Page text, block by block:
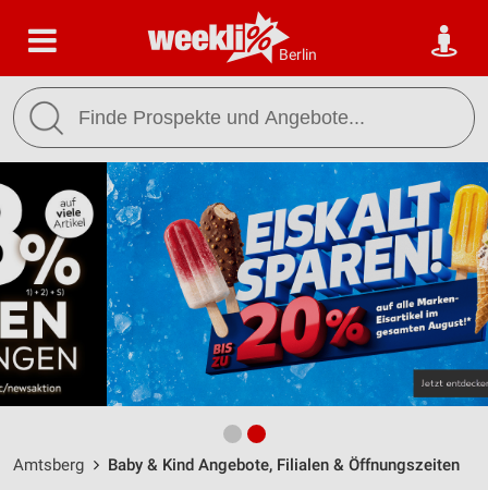
Berlin
Amtsberg Baby & Kind Angebote, Filialen & Öffnungszeiten